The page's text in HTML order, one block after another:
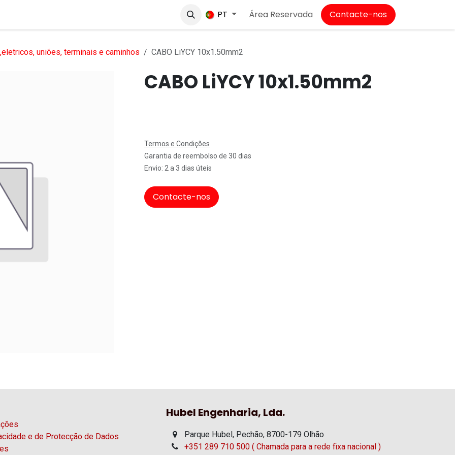
Empregos
PT Área Reservada Contacte-nos
uniões, terminais e caminhos CABO LiYCY 10x1.50mm2
CABO LiYCY 10x1.50mm2
Termos e Condições
Garantia de reembolso de 30 dias
Envio: 2 a 3 dias úteis
Contacte-nos
Hubel Engenharia, Lda.
Parque Hubel, Pechão, 8700-179 Olhão
+351 289 710 500 ( Chamada para a rede fixa nacional )
e de Protecção de Dados